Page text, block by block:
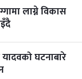
लाग्ने विकास
घटनाबारे